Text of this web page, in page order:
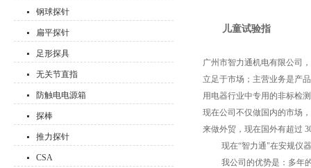
钢球探针
扁平探针
足形探具
无关节直指
防触电电源箱
探棒
推力探针
CSA
儿童试验指
广州市智力通机电有限公司
立足于市场；主营业务是产
用电器行业中专用的非标检
现在公司不仅做国内的市场
来做外贸，现在国外有超过
现在“智力通"在安规仪器
我公司的优势是：多年的